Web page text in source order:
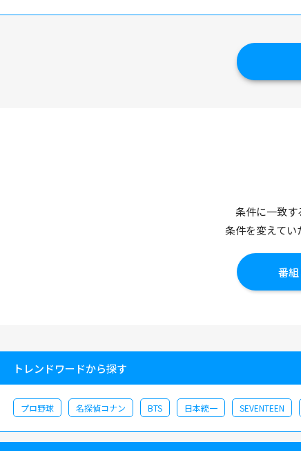
条件に一致す
条件を変えてい
番
トレンドワードから探す
プロ野球 名探偵コナン BTS 日本統一 SEVENTEEN